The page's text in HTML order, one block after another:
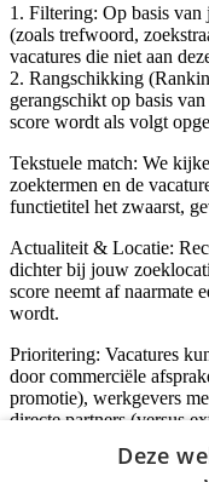
1. Filtering: Op basis
(zoals trefwoord,
vacatures die niet aan
2. Rangschikking
gerangschikt op basis
score wordt als volgt
Tekstuele match: We
zoektermen en de
functietitel het zwaarst,
Actualiteit & Locatie:
dichter bij jouw
score neemt af naarmate
wordt.
Prioritering: Vacatures
door commerciële
promotie), werkgevers
directe partners (versus
Deze